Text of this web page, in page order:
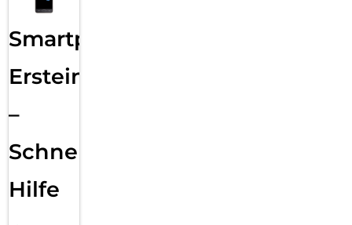
Smartphone
Ersteinrichtung
–
Schnelle
Hilfe